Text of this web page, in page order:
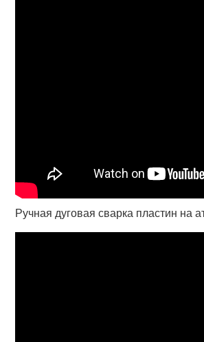
Ручная дуговая сварка пластин на